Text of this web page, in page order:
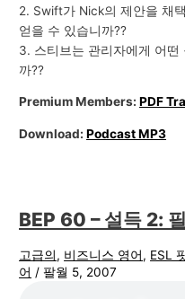
2. Swift가 Nick의 제안을 채
얻을 수 있습니까??
3. 스티브는 관리자에게 어떤
까??
Premium Members:PDF
Download:Podcast MP3
BEP 60 – 설득 2:
고급의, 비즈니스 영어, ESL
어 /팔월 5, 2007